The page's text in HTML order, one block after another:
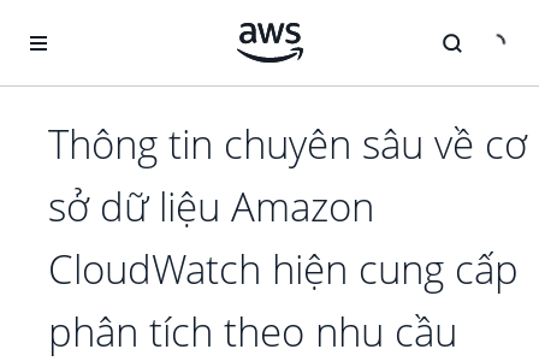
Thông tin chuyên sâu về cơ
sở dữ liệu Amazon
CloudWatch hiện cung cấp
phân tích theo nhu cầu